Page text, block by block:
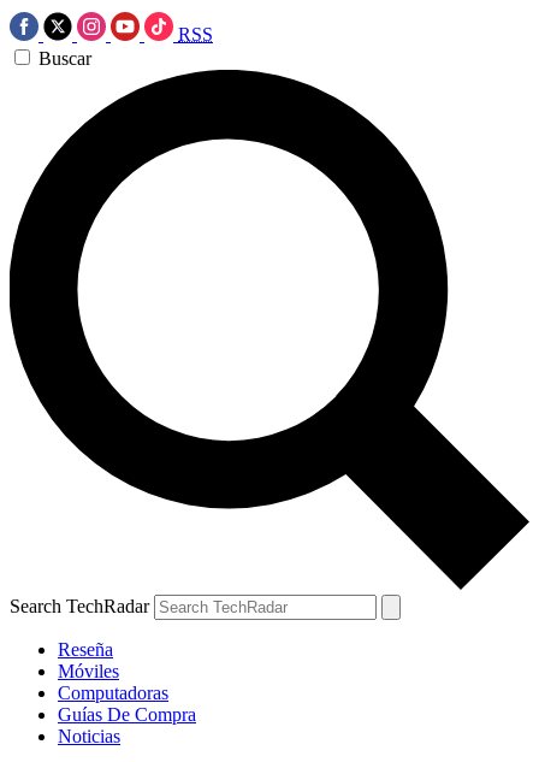
RSS
Buscar
Search TechRadar
Reseña
Móviles
Computadoras
Guías De Compra
Noticias